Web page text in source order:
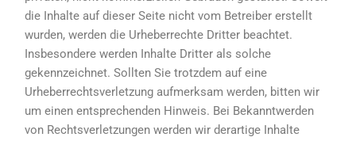
die Inhalte auf dieser Seite nicht vom Betreiber erstellt
wurden, werden die Urheberrechte Dritter beachtet.
Insbesondere werden Inhalte Dritter als solche
gekennzeichnet. Sollten Sie trotzdem auf eine
Urheberrechtsverletzung aufmerksam werden, bitten wir
um einen entsprechenden Hinweis. Bei Bekanntwerden
von Rechtsverletzungen werden wir derartige Inhalte